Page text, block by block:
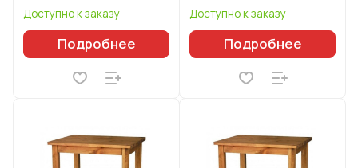
Доступно к заказу
Подробнее
Доступно к заказу
Подробнее